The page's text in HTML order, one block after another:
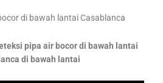
pipa air bocor di bawah lantai
di bawah lantai